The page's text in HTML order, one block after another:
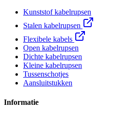
Kunststof kabelrupsen
Stalen kabelrupsen
Flexibele kabels
Open kabelrupsen
Dichte kabelrupsen
Kleine kabelrupsen
Tussenschotjes
Aansluitstukken
Informatie